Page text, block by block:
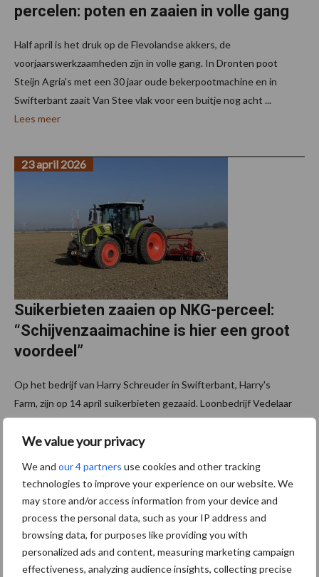
We value your privacy
We and our 4 partners use cookies and other tracking
technologies to improve your experience on our website. We
may store and/or access information from your device and
process the personal data, such as your IP address and
browsing data, for purposes like providing you with
personalized ads and content, measuring marketing campaign
effectiveness, analyzing audience insights, collecting precise
percelen: poten en zaaien in volle gang
Half april is het druk op de Flevolandse akkers, de
voorjaarswerkzaamheden zijn in volle gang. In Dronten poot
Steijn Agria's met een 30 jaar oude bekerpootmachine en in
Swifterbant zaait Van Stee vlak voor een buitje nog acht ...
Lees meer
Suikerbieten zaaien op NKG-perceel:
“Schijvenzaaimachine is hier een groot
voordeel”
23 april 2026
Op het bedrijf van Harry Schreuder in Swifterbant, Harry's
Farm, zijn op 14 april suikerbieten gezaaid. Loonbedrijf Vedelaar
uit Nagele voerde het werk uit met een nieuwe Grimme Matrix
1200, getrokken door een Claas ...
2 april 2026